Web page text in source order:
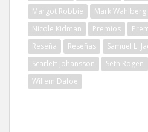
Margot Robbie
Mark Wahlberg
Nicole Kidman
Premios
Reseña
Reseñas
Samuel L.
Scarlett Johansson
Seth Rogen
Willem Dafoe